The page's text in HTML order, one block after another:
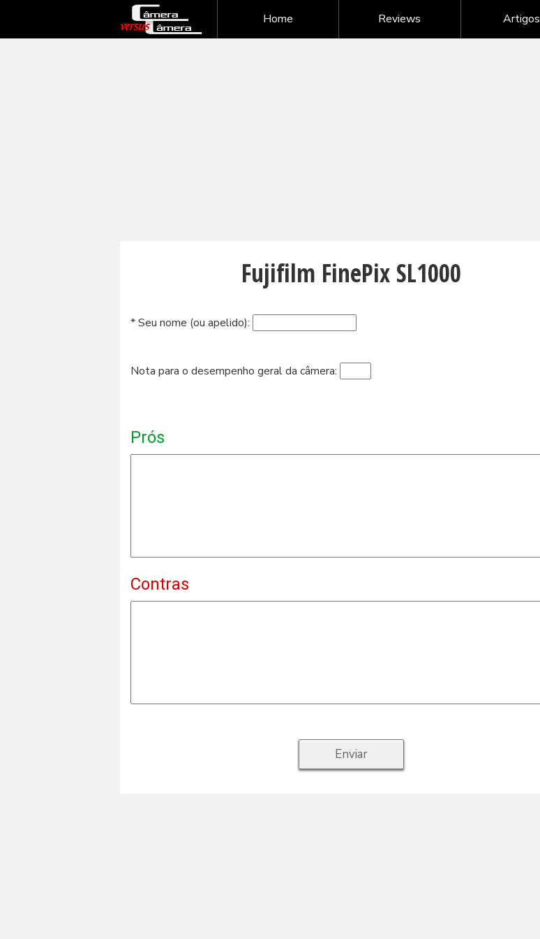
Home Reviews
Nikon - câmeras digitais
Samsung - câmeras digitais
Artigos
Fujifilm FinePix SL1000
* Seu nome (ou apelido):
Nota para o desempenho geral da câmera:
Prós
Contras